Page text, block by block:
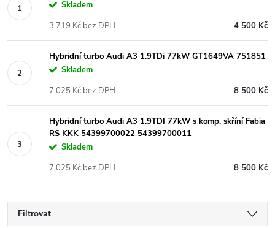
Skladem
4 500 Kč
3 719 Kč bez DPH
Hybridní turbo Audi A3 1.9TDi 77kW GT1649VA 751851
Skladem
8 500 Kč
7 025 Kč bez DPH
Hybridní turbo Audi A3 1.9TDI 77kW s komp. skříní Fabia
RS KKK 54399700022 54399700011
Skladem
8 500 Kč
7 025 Kč bez DPH
Filtrovat